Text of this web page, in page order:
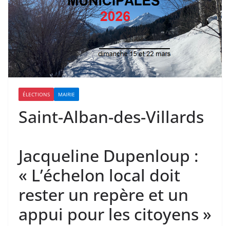
ÉLECTIONS MAIRIE
Saint-Alban-des-Villards
Jacqueline Dupenloup :
« L’échelon local doit
rester un repère et un
appui pour les citoyens »